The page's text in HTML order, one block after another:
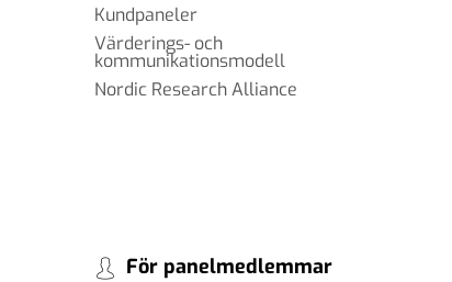
Kundpaneler
Värderings- och
kommunikationsmodell
Nordic Research Alliance
För panelmedlemmar